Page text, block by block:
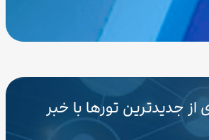
جدیدترین تورها با خبر